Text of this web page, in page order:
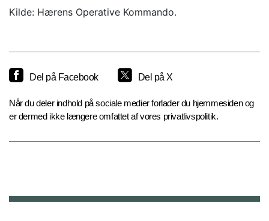
Kilde: Hærens Operative Kommando.
Del på Facebook Del på X
Når du deler indhold på sociale medier forlader du hjemmesiden og
er dermed ikke længere omfattet af vores privatlivspolitik.